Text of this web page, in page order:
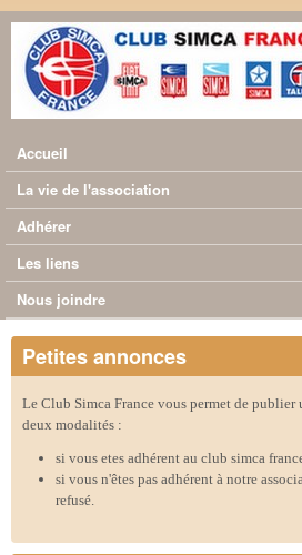
Aller au contenu
Menu principal
Accueil
La vie de l'association
Adhérer
Les liens
Nous joindre
Petites annonces
Le Club Simca France vous permet de publier
deux modalités :
si vous etes adhérent au club simca
si vous n'êtes pas adhérent à notre
refusé.